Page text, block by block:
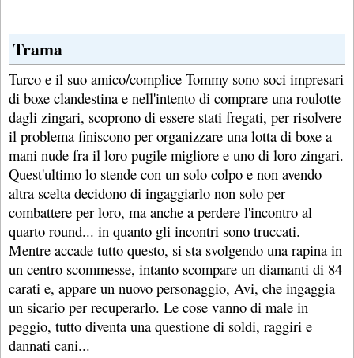
Trama
Turco e il suo amico/complice Tommy sono soci impresari
di boxe clandestina e nell'intento di comprare una roulotte
dagli zingari, scoprono di essere stati fregati, per risolvere
il problema finiscono per organizzare una lotta di boxe a
mani nude fra il loro pugile migliore e uno di loro zingari.
Quest'ultimo lo stende con un solo colpo e non avendo
altra scelta decidono di ingaggiarlo non solo per
combattere per loro, ma anche a perdere l'incontro al
quarto round... in quanto gli incontri sono truccati.
Mentre accade tutto questo, si sta svolgendo una rapina in
un centro scommesse, intanto scompare un diamanti di 84
carati e, appare un nuovo personaggio, Avi, che ingaggia
un sicario per recuperarlo. Le cose vanno di male in
peggio, tutto diventa una questione di soldi, raggiri e
dannati cani...